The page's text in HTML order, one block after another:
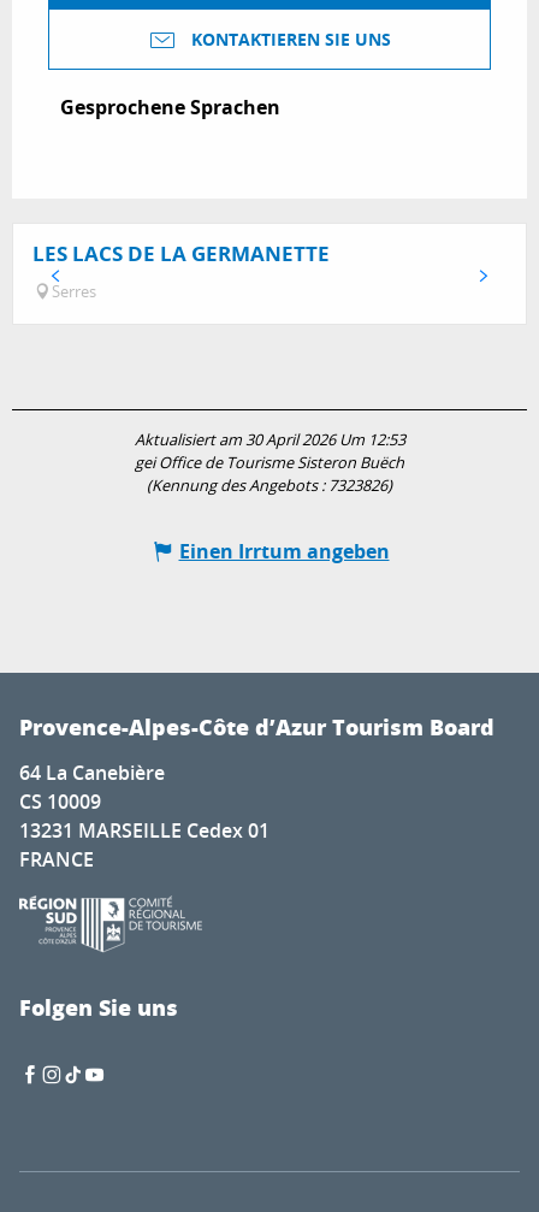
KONTAKTIEREN SIE UNS
Gesprochene Sprachen
Gesprochene Sprachen
LES LACS DE LA GERMANETTE
Serres
Aktualisiert am 30 April 2026 Um 12:53
gei Office de Tourisme Sisteron Buëch
(Kennung des Angebots : 7323826)
Einen Irrtum angeben
Provence-Alpes-Côte d’Azur Tourism Board
64 La Canebière
CS 10009
13231 MARSEILLE Cedex 01
FRANCE
Folgen Sie uns